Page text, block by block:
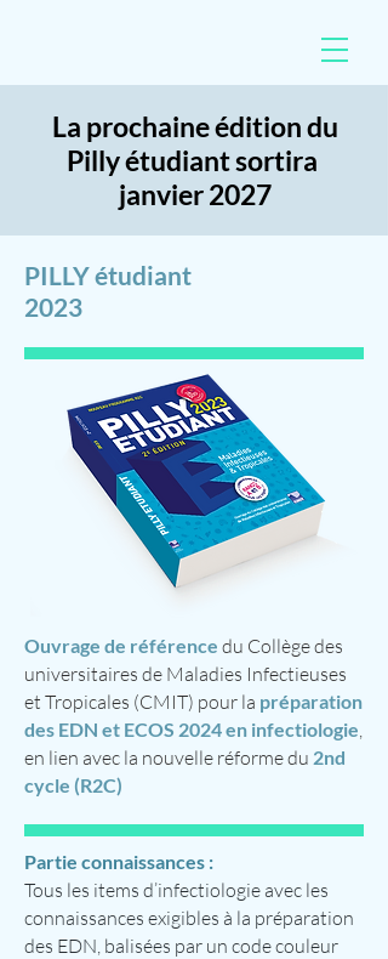
La prochaine édition du
Pilly étudiant sortira
janvier 2027
PILLY étudiant
2023
Ouvrage de référence du Collège des
universitaires de Maladies Infectieuses
et Tropicales (CMIT) pour la préparation
des EDN et ECOS 2024 en infectiologie,
en lien avec la nouvelle réforme du 2nd
cycle (R2C)
Partie connaissances :
Tous les items d’infectiologie avec les
connaissances exigibles à la préparation
des EDN, balisées par un code couleur